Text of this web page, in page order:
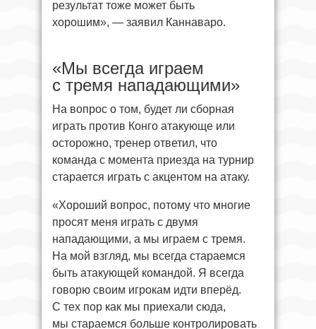
результат тоже может быть
хорошим», — заявил Каннаваро.
«Мы всегда играем
с тремя нападающими»
На вопрос о том, будет ли сборная
играть против Конго атакующе или
осторожно, тренер ответил, что
команда с момента приезда на турнир
старается играть с акцентом на атаку.
«Хороший вопрос, потому что многие
просят меня играть с двумя
нападающими, а мы играем с тремя.
На мой взгляд, мы всегда стараемся
быть атакующей командой. Я всегда
говорю своим игрокам идти вперёд.
С тех пор как мы приехали сюда,
мы стараемся больше контролировать